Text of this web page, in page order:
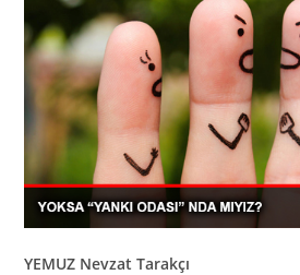
YEMUZ Nevzat Tarakçı